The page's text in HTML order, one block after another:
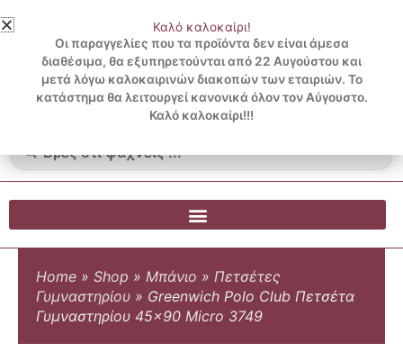
στο
περιεχόμενο
3 ΔΟΣΕΙΣ ΧΩΡΙΣ ΠΙΣΤΩΤΙΚΗ ΜΕ KLARNA
...
Λογαριασμός
Blog
0.00€
0
Cart
Home » Shop » Μπάνιο » Πετσέτες
Γυμναστηρίου » Greenwich Polo Club Πετσέτα
Γυμναστηρίου 45×90 Micro 3749
Καλό καλοκαίρι!
Οι παραγγελίες που τα προϊόντα δεν είναι άμεσα
διαθέσιμα, θα εξυπηρετούνται από 22 Αυγούστου και
μετά λόγω καλοκαιρινών διακοπών των εταιριών. Το
κατάστημα θα λειτουργεί κανονικά όλον τον Αύγουστο.
Καλό καλοκαίρι!!!